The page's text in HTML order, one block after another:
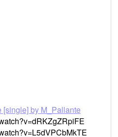
by M_Pallante